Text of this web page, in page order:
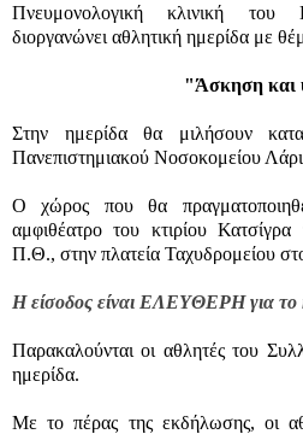
Πνευμονολογική κλινική του
διοργανώνει αθλητική ημερίδα με
"Άσκηση και
Στην ημερίδα θα μιλήσουν
Πανεπιστημιακού Νοσοκομείου
Ο χώρος που θα
αμφιθέατρο του κτιρίου
Π.Θ., στην πλατεία Ταχυδρομείου
Η είσοδος είναι ΕΛΕΥΘΕΡΗ για το
Παρακαλούνται οι αθλητές του
ημερίδα.
Με το πέρας της εκδήλωσης, οι